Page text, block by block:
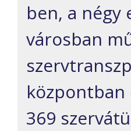
ben, a négy
városban
központban
369